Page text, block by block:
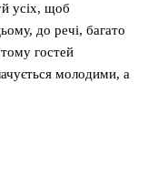
усіх, щоб
до речі, багато
гостей
молодими, а